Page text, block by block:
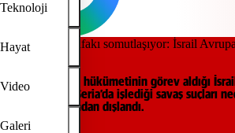
Teknoloji
Hayat
Video
Galeri
Arşiv.
Tarihin en ırkçı hükümetinin görev aldığı
altındaki Batı Şeria’da işlediği savaş suçları
aktörler tarafından dışlandı.